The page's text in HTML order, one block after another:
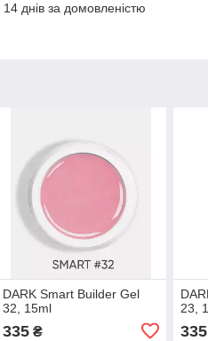
днів за домовленістю
DARK Smart Builder Gel
32, 15ml
335₴
23,
335